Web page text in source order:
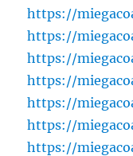
https://
https://
https://
https://
https://
https://
https://